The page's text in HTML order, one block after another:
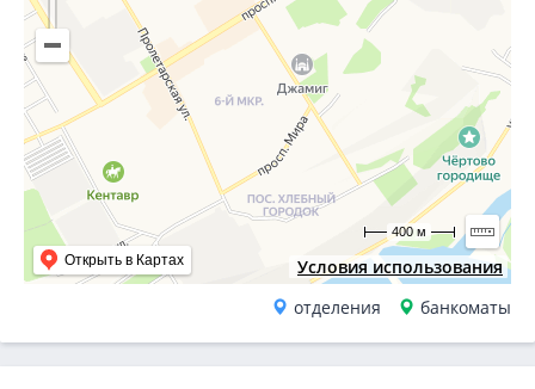
Условия использования
Открыть в Картах
400 м
отделения банкоматы